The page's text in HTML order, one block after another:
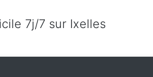
7j/7 sur Ixelles